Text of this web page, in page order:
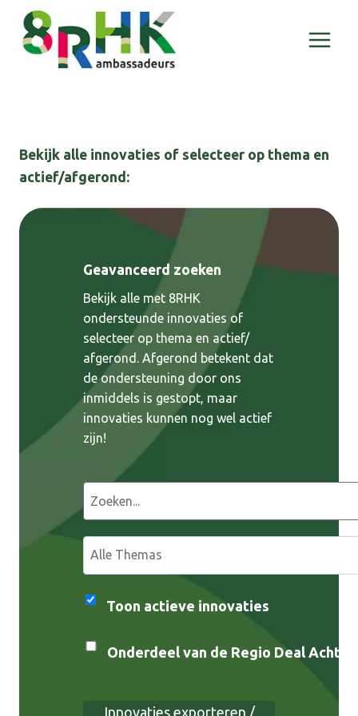
Doorgaan
naar
inhoud
Bekijk alle innovaties of selecteer op thema en
actief/afgerond:
Geavanceerd zoeken
Bekijk alle met 8RHK
ondersteunde innovaties of
selecteer op thema en actief/
afgerond. Afgerond betekent dat
de ondersteuning door ons
inmiddels is gestopt, maar
innovaties kunnen nog wel actief
zijn!
o
e
e
t
Toon actieve innovaties
Onderdeel van de Regio Deal
Innovaties exporteren /